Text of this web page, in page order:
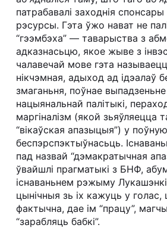
патрабавалі заходнія спонсары
рэсурсы. Гэта ўжо нават не
“гээмбэха” — таварыства з
адказнасьцю, якое жыве з
чалавечай мове гэта
нікчэмная, адыход ад ідэалаў
змаганьня, поўнае
нацыянальнай палітыкі,
маргіналізм (якой зьяўляецца
“вікаўская апазыцыя”) у
беспэрспэктыўнасьць.
пад назвай “дэмакратычная
ўвайшлі прагматыкі з БНФ,
існаваньнем рэжыму
цынічныя зь іх кажуць у
фактычна, дае ім “працу”,
“зарабляць бабкі”.